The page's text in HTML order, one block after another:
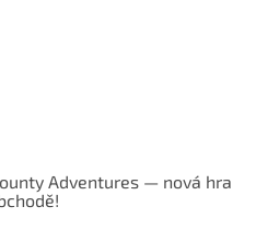
Adventures — nová hra